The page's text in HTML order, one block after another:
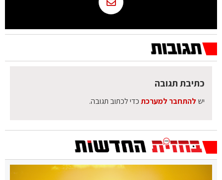
כתיבת תגובה
יש להתחבר למערכתכדי לכתוב תגובה.